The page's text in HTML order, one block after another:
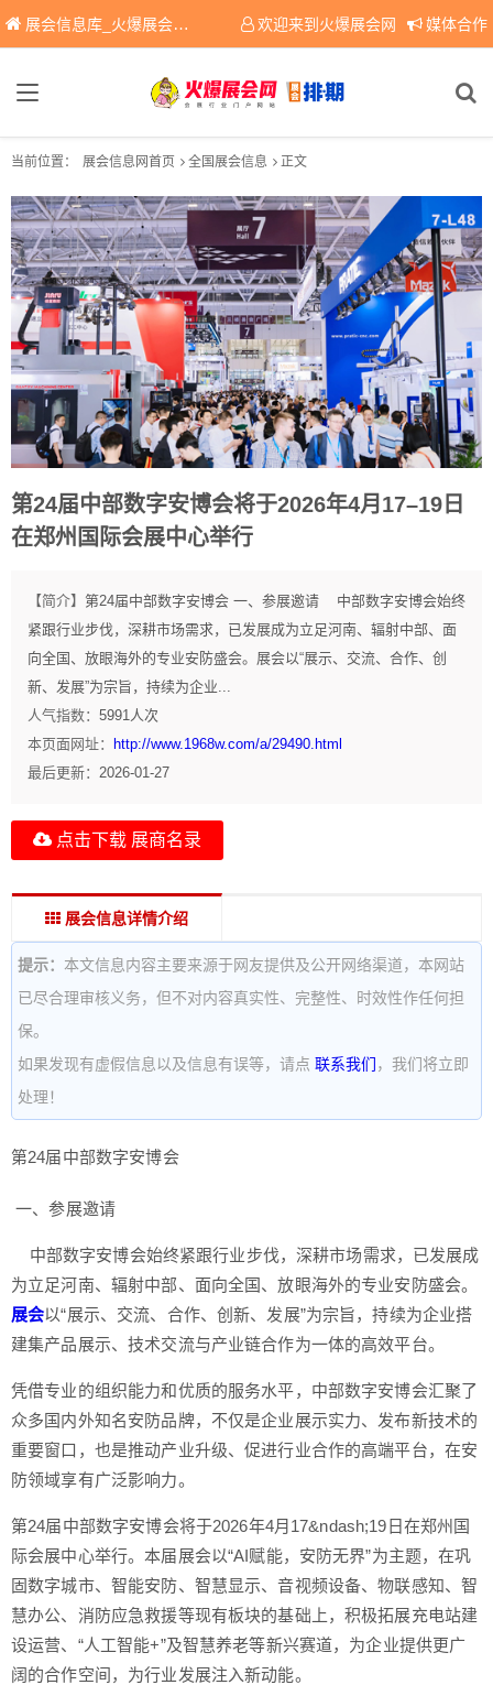
展会信息库_火爆展会网免费展会信息查询平台，提供专业会展服务！ 欢迎来到火爆展会网 媒体合作
当前位置： 展会信息网首页 全国展会信息 正文
第24届中部数字安博会将于2026年4月17–19日
在郑州国际会展中心举行
【简介】 第24届中部数字安博会 一、参展邀请 中部数字安博会始终
紧跟行业步伐，深耕市场需求，已发展成为立足河南、辐射中部、面
向全国、放眼海外的专业安防盛会。展会以“展示、交流、合作、创
新、发展”为宗旨，持续为企业...
人气指数： 5991 人次
本页面网址：
http://www.1968w.com/a/29490.html
最后更新： 2026-01-27
点击下载 展商名录
展会信息详情介绍
提示： 本文信息内容主要来源于网友提供及公开网络渠道，本网站
已尽合理审核义务，但不对内容真实性、完整性、时效性作任何担
保。
如果发现有虚假信息以及信息有误等，请点 联系我们 ，我们将立即
处理！
第24届中部数字安博会
一、参展邀请
中部数字安博会始终紧跟行业步伐，深耕市场需求，已发展成
为立足河南、辐射中部、面向全国、放眼海外的专业安防盛会。
展会以“展示、交流、合作、创新、发展”为宗旨，持续为企业搭
建集产品展示、技术交流与产业链合作为一体的高效平台。
凭借专业的组织能力和优质的服务水平，中部数字安博会汇聚了
众多国内外知名安防品牌，不仅是企业展示实力、发布新技术的
重要窗口，也是推动产业升级、促进行业合作的高端平台，在安
防领域享有广泛影响力。
第24届中部数字安博会将于2026年4月17&ndash;19日在郑州国
际会展中心举行。本届展会以“AI赋能，安防无界”为主题，在巩
固数字城市、智能安防、智慧显示、音视频设备、物联感知、智
慧办公、消防应急救援等现有板块的基础上，积极拓展充电站建
设运营、“人工智能+”及智慧养老等新兴赛道，为企业提供更广
阔的合作空间，为行业发展注入新动能。